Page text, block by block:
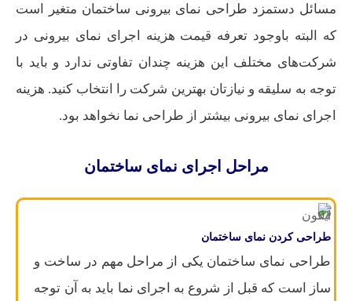
مسائل دستمزد طراحی نمای بیرونی ساختمان متغیر است
که البته باوجود تعرفه قیمت هزینه اجرای نمای بیرونی در
شرکت‌های مختلف این هزینه چندان تفاوتی ندارد و باید با
توجه به سلیقه و نیازتان بهترین شرکت را انتخاب کنید. هزینه
اجرای نمای بیرونی بیشتر از طراحی نما نخواهد بود.
مراحل اجرای نمای ساختمان​
طراحی کردن نمای ساختمان
طراحی نمای ساختمان یکی از مراحل مهم در ساخت و
ساز است که قبل از شروع به اجرای نما باید به آن توجه